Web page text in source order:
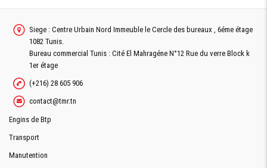
Siege : Centre Urbain Nord Immeuble le Cercle des bureaux , 6éme étage
1082 Tunis.
Bureau commercial Tunis : Cité El Mahragéne N°12 Rue du verre Block k
1er étage
(+216) 28 605 906
contact@tmr.tn
Engins de Btp
Transport
Manutention